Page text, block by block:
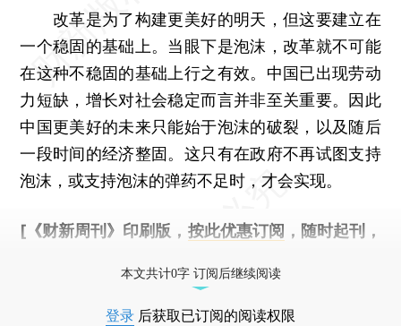
改革是为了构建更美好的明天，但这要建立在
一个稳固的基础上。当眼下是泡沫，改革就不可能
在这种不稳固的基础上行之有效。中国已出现劳动
力短缺，增长对社会稳定而言并非至关重要。因此
中国更美好的未来只能始于泡沫的破裂，以及随后
一段时间的经济整固。这只有在政府不再试图支持
泡沫，或支持泡沫的弹药不足时，才会实现。
[《财新周刊》印刷版， 按此优惠订阅 ，随时起刊，
本文共计0字 订阅后继续阅读
登录 后获取已订阅的阅读权限